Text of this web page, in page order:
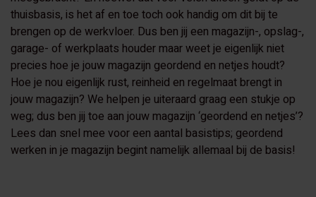
thuisbasis, is het af en toe toch ook handig om dit bij te
brengen op de werkvloer. Dus ben jij een magazijn-, opslag-,
garage- of werkplaats houder maar weet je eigenlijk niet
precies hoe je jouw magazijn geordend en netjes houdt?
Hoe je nou eigenlijk rust, reinheid en regelmaat brengt in
jouw magazijn? We helpen je uiteraard graag een stukje op
weg; dus ben jij toe aan jouw magazijn ‘geordend en netjes’?
Lees dan snel mee voor een aantal basistips; geordend
werken in je magazijn begint namelijk allemaal bij de basis!